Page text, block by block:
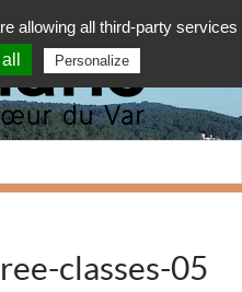
classes-05
allowing all third-party services
Personalize